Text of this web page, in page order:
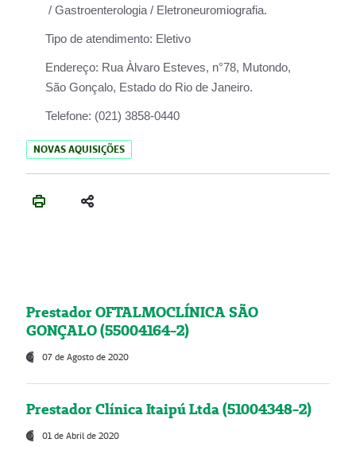
/ Gastroenterologia / Eletroneuromiografia.
Tipo de atendimento: Eletivo
Endereço: Rua Àlvaro Esteves, n°78, Mutondo,
São Gonçalo, Estado do Rio de Janeiro.
Telefone: (021) 3858-0440
NOVAS AQUISIÇÕES
Prestador OFTALMOCLÍNICA SÃO
GONÇALO (55004164-2)
07 de Agosto de 2020
Prestador Clínica Itaipú Ltda (51004348-2)
01 de Abril de 2020